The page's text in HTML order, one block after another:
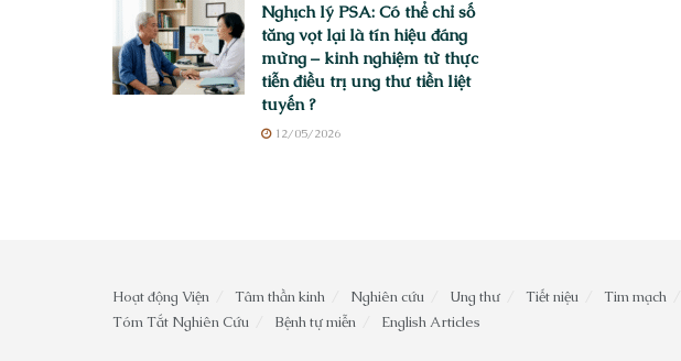
Nghịch lý PSA: Có thể chỉ số
tăng vọt lại là tín hiệu đáng
mừng – kinh nghiệm từ thực
tiễn điều trị ung thư tiền liệt
tuyến ?
12/05/2026
Hoạt động Viện Tâm thần kinh Nghiên cứu Ung thư Tiết niệu Tim mạch
Tóm Tắt Nghiên Cứu
Bệnh tự miễn English Articles